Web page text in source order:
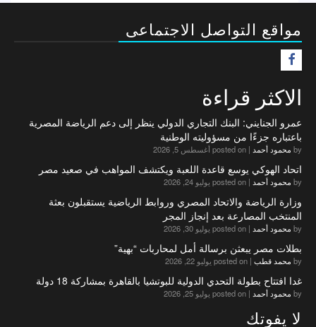
مواقع التواصل الاجتماعى
الاكثر قراءة
عمرو الجنايني: البنك التجاري الدولي ينظر إلى دعم الرياضة المصرية
باعتباره جزءًا من مسؤوليته الوطنية
by محمود أحمد | posted on أغسطس 5, 2026
اتحاد الهوكي يوسع قاعدة اللعبة ويكتشف المواهب في صعيد مصر
by محمود أحمد | posted on يوليو 24, 2026
وزارة الرياضة والاتحاد المصري وروابط الرياضية يستقبلون بعثة
المنتخب المصارعة بعد إنجاز المجر
by محمود أحمد | posted on يوليو 30, 2026
بطلات مصر يبعثن برسالة أمل لمحاربات “بهية”
by محمد قطب | posted on يوليو 22, 2026
غدا افتتاح بطولة التحدي الدولية للبوتشيا بالقاهرة بمشاركة 18 دولة
by محمود أحمد | posted on يوليو 25, 2026
لا يفوتك